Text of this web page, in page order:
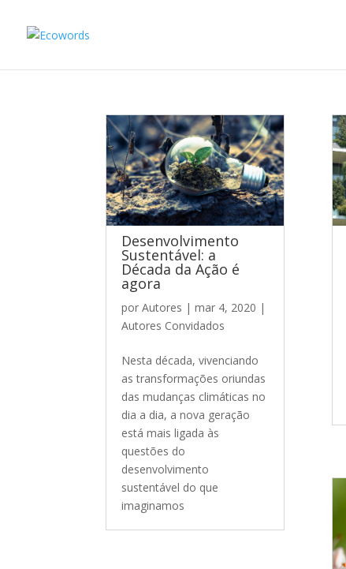
Desenvolvimento
Sustentável: a
Década da Ação é
agora
porAutores |mar 4, 2020 |
Autores Convidados
Nesta década, vivenciando
as transformações oriundas
das mudanças climáticas no
dia a dia, a nova geração
está mais ligada às
questões do
desenvolvimento
sustentável do que
imaginamos